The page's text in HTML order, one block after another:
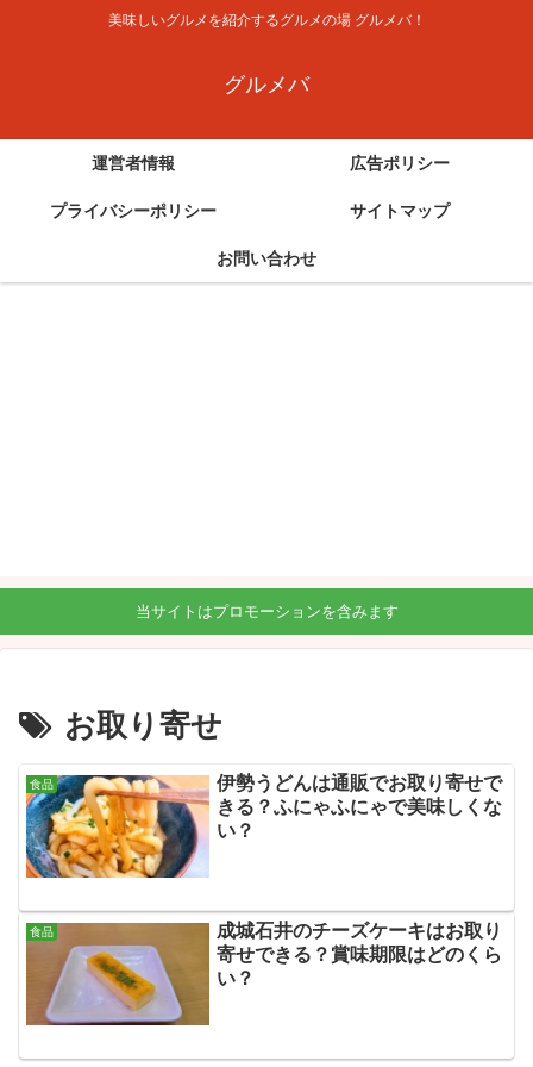
美味しいグルメを紹介するグルメの場 グルメバ！
グルメバ
運営者情報 広告ポリシー
プライバシーポリシー サイトマップ
お問い合わせ
当サイトはプロモーションを含みます
お取り寄せ
食品
伊勢うどんは通販でお取り寄せで
きる？ふにゃふにゃで美味しくな
い？
食品
成城石井のチーズケーキはお取り
寄せできる？賞味期限はどのくら
い？